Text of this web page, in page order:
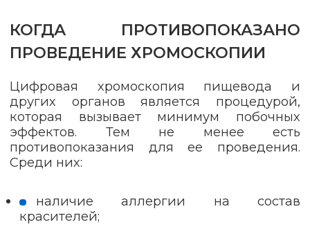
КОГДА ПРОТИВОПОКАЗАНО
ПРОВЕДЕНИЕ ХРОМОСКОПИИ
Цифровая хромоскопия пищевода и
других органов является процедурой,
которая вызывает минимум побочных
эффектов. Тем не менее есть
противопоказания для ее проведения.
Среди них:
наличие аллергии на состав
красителей;